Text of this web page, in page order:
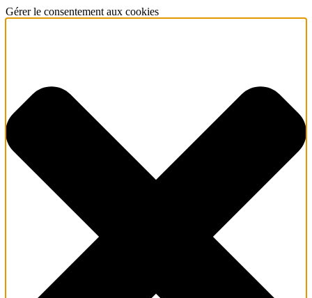
Gérer le consentement aux cookies